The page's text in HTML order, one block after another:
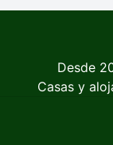
Desde
Casas y